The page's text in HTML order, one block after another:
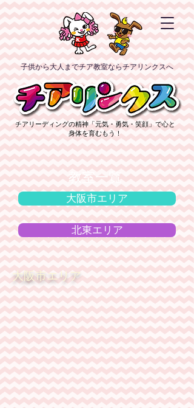
子供から大人までチア教室ならチアリンクスへ
チアリーディングの精神「元気・勇気・笑顔」で心と
身体を育むもう！
教室一覧
大阪市エリア
北東エリア
大阪市エリア